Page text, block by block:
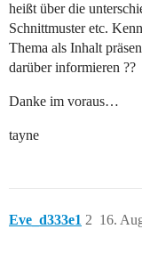
heißt über die
Schnittmuster etc.
Thema als Inhalt
darüber informieren ??
Danke im voraus…
tayne
Eve_d333e1 16.
2